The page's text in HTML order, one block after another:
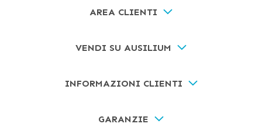
AREA CLIENTI
VENDI SU AUSILIUM
INFORMAZIONI CLIENTI
GARANZIE